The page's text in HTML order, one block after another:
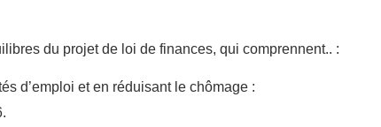
du projet de loi de finances, qui comprennent.. :
d’emploi et en réduisant le chômage :